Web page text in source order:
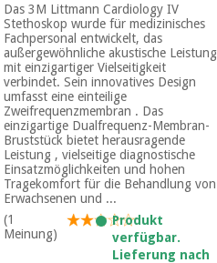
Das 3M Littmann Cardiology IV
Stethoskop wurde für medizinisches
Fachpersonal entwickelt, das
außergewöhnliche akustische Leistung
mit einzigartiger Vielseitigkeit
verbindet. Sein innovatives Design
umfasst eine einteilige
Zweifrequenzmembran . Das
einzigartige Dualfrequenz-Membran-
Bruststück bietet herausragende
Leistung , vielseitige diagnostische
Einsatzmöglichkeiten und hohen
Tragekomfort für die Behandlung von
Erwachsenen und ...
(1
Meinung)
Produkt
verfügbar.
Lieferung nach